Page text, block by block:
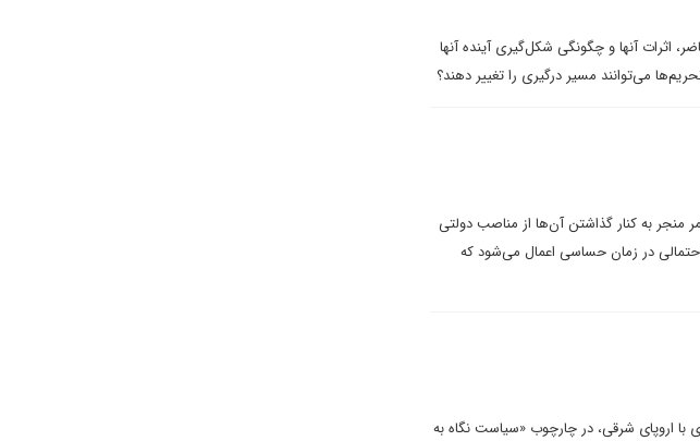
اثرات آنها و چگونگی شکل‌گیری آینده آنها
می‌توانند مسیر درگیری را تغییر دهند؟
به کنار گذاشتن آن‌ها از مناصب دولتی
در زمان حساسی اعمال می‌شود که
با اروپای شرقی، در چارچوب «سیاست نگاه به